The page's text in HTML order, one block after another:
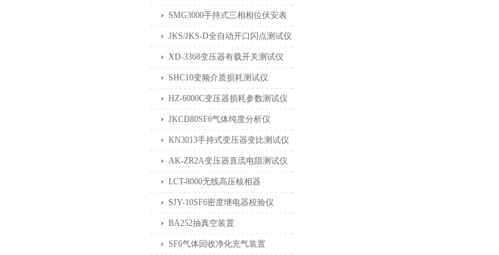
SMG3000手持式三相相位伏安表
JKS/JKS-D全自动开口闪点测试仪
XD-3368变压器有载开关测试仪
SHC10变频介质损耗测试仪
HZ-6000C变压器损耗参数测试仪
JKCD80SF6气体纯度分析仪
KN3013手持式变压器变比测试仪
AK-ZR2A变压器直流电阻测试仪
LCT-8000无线高压核相器
SJY-10SF6密度继电器校验仪
BA252抽真空装置
SF6气体回收净化充气装置